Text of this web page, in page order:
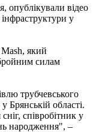
опублікували відео
інфраструктури у
який
силам
трубчевського
Брянській області.
співробітник у
народження", –